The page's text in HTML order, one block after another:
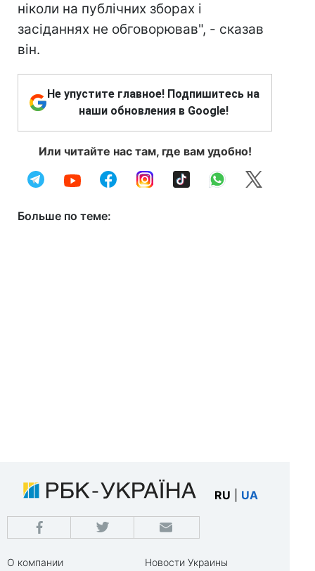
ніколи на публічних зборах і
засіданнях не обговорював", - сказав
він.
Не упустите главное! Подпишитесь на
наши обновления в Google!
Или читайте нас там, где вам удобно!
Больше по теме:
RU UA
О компании
Новости Украины